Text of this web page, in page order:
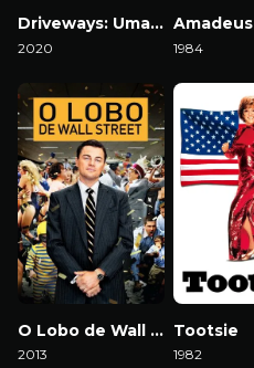
Driveways: Uma Amizade Inesperada
2020
Amadeus
1984
O Lobo de Wall Street
2013
Tootsie
1982